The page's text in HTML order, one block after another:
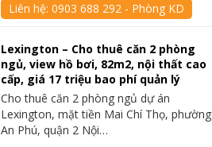
Liên hệ:0903 688 292 - Phòng KD
Lexington – Cho thuê căn 2 phòng
ngủ, view hồ bơi, 82m2, nội thất cao
cấp, giá 17 triệu bao phí quản lý
Cho thuê căn 2 phòng ngủ dự án
Lexington, mặt tiền Mai Chí Thọ, phường
An Phú, quận 2 Nội…